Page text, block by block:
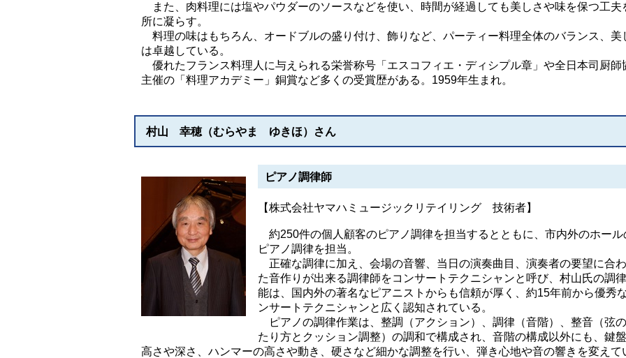
また、肉料理には塩やパウダーのソースなどを使い、時間が経過しても美しさや味を保つ工夫
所に凝らす。
料理の味はもちろん、オードブルの盛り付け、飾りなど、パーティー料理全体のバランス、美
は卓越している。
優れたフランス料理人に与えられる栄誉称号「エスコフィエ・ディシプル章」や全日本司厨師
主催の「料理アカデミー」銅賞など多くの受賞歴がある。1959年生まれ。
村山 幸穂（むらやま ゆきほ）さん
ピアノ調律師
【株式会社ヤマハミュージックリテイリング 技術者】
約250件の個人顧客のピアノ調律を担当するとともに、市内外のホール
ピアノ調律を担当。
正確な調律に加え、会場の音響、当日の演奏曲目、演奏者の要望に合
た音作りが出来る調律師をコンサートテクニシャンと呼び、村山氏の調
能は、国内外の著名なピアニストからも信頼が厚く、約15年前から優秀
ンサートテクニシャンと広く認知されている。
ピアノの調律作業は、整調（アクション）、調律（音階）、整音（弦
たり方とクッション調整）の調和で構成され、音階の構成以外にも、鍵
高さや深さ、ハンマーの高さや動き、硬さなど細かな調整を行い、弾き心地や音の響きを変えて